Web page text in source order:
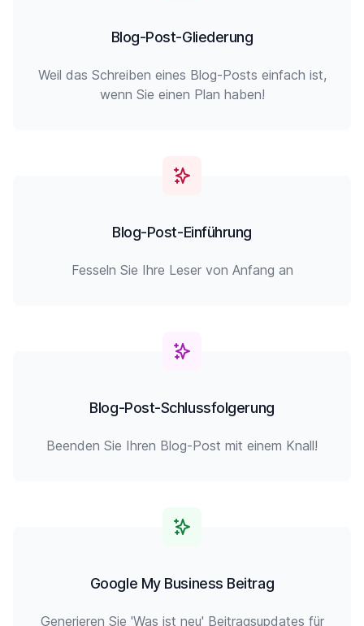
Blog-Post-Gliederung
Weil das Schreiben eines Blog-Posts einfach ist,
wenn Sie einen Plan haben!
Blog-Post-Einführung
Fesseln Sie Ihre Leser von Anfang an
Blog-Post-Schlussfolgerung
Beenden Sie Ihren Blog-Post mit einem Knall!
Google My Business Beitrag
Generieren Sie 'Was ist neu' Beitragsupdates für